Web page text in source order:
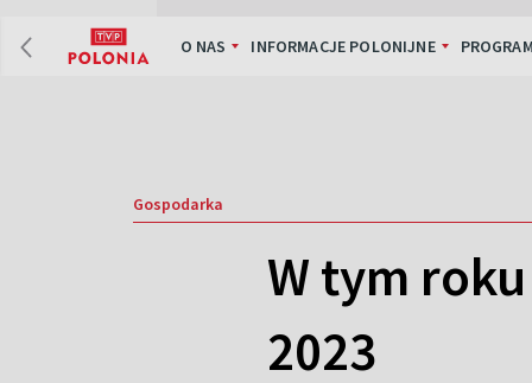
O NAS INFORMACJE POLONIJNE
Gospodarka
W tym
2023